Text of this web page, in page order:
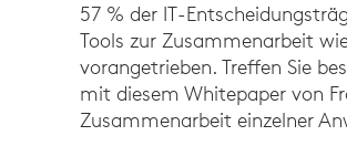
57 % der IT-
Tools zur Zusammenarbeit
vorangetrieben. Treffen Sie
mit diesem Whitepaper von
Zusammenarbeit einzelner